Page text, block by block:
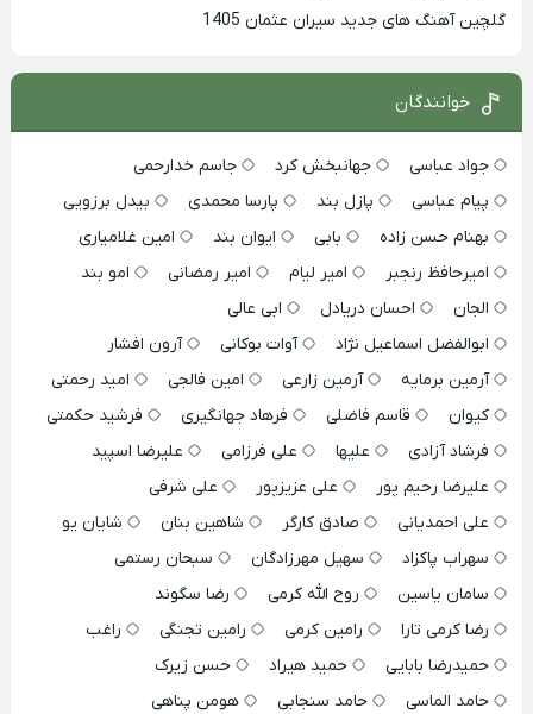
گلچین آهنگ های جدید سیران عثمان 1405
خوانندگان
جواد عباسی جهانبخش کرد
جاسم خدارحمی
پیام عباسی
پازل بند پارسا محمدی
بیدل برزویی
بهنام حسن زاده
بابی ایوان بند
امین غلامیاری
امیرحافظ رنجبر
امیر لیام امیر رمضانی
امو بند
الجان
احسان دریادل
ابی عالی
ابوالفضل اسماعیل نژاد
آوات بوکانی
آرون افشار
آرمین برمایه
آرمین زارعی امین فالجی
امید رحمتی
کیوان
قاسم فاضلی فرهاد جهانگیری
فرشید حکمتی
فرشاد آزادی
علیها علی فرزامی
علیرضا اسپید
علیرضا رحیم پور
علی عزیزپور
علی شرفی
علی احمدیانی
صادق کارگر شاهین بنان
شایان یو
سهراب پاکزاد
سهیل مهرزادگان
سبحان رستمی
سامان یاسین
روح الله کرمی
رضا سگوند
رضا کرمی تارا
رامین کرمی رامین تجنگی
راغب
حمیدرضا بابایی
حمید هیراد
حسن زیرک
حامد الماسی
حامد سنجابی
هومن پناهی